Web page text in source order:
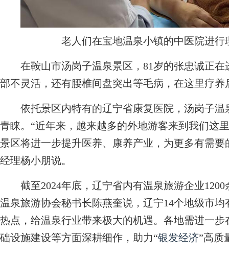
老人们在宝地温泉小镇的中医院进
在鞍山市汤岗子温泉景区，81岁的张忠诚正在
部不灵活，还有腰椎间盘突出等毛病，在这里疗
依托景区内特有的辽宁省康复医院，汤岗子温
青睐。“近年来，越来越多的外地游客来到我们这
景区将进一步提升医养、康养产业，为更多有需
经理杨小朋说。
截至2024年底，辽宁省内有温泉旅游企业1200
温泉旅游协会秘书长陈燕奎说，辽宁14个地级市
热点，给温泉行业带来极大的机遇。各地需进一
础设施建设等方面深耕细作，助力“银发经济”高质